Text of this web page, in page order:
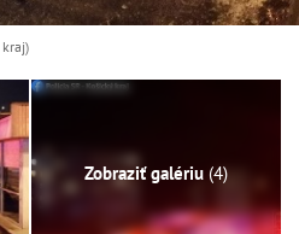
kraj)
Zobraziť galériu (4)